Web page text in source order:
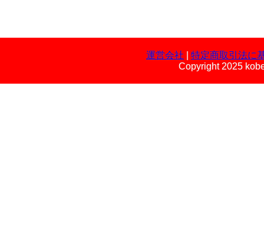
運営会社
特定商取引法に
Copyright 2025